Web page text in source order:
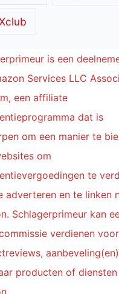
is een
Services LLC
een affiliate
dat is
om een manier te
om
te
adverteren en te linken
Schlagerprimeur kan
verdienen voor
producten of